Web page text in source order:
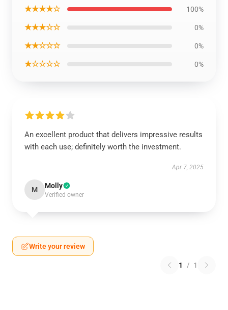
★★★★☆ 100%
★★★☆☆ 0%
★★☆☆☆ 0%
★☆☆☆☆ 0%
An excellent product that delivers impressive results
with each use; definitely worth the investment.
Apr 7, 2025
M Molly
Verified owner
Write your review
1 / 1